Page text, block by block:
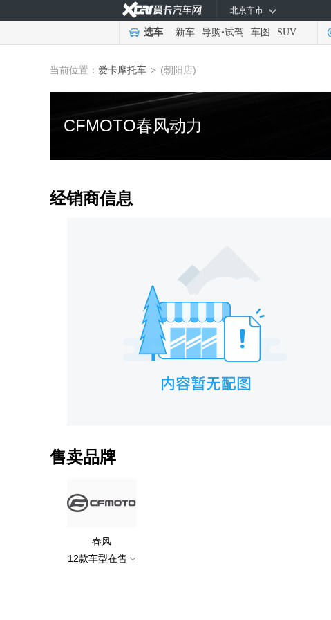
北京车市
选车 新车 导购•试驾 车图 SUV
当前位置： 爱卡摩托车 > (朝阳店)
CFMOTO春风动力
经销商信息
售卖品牌
春风
12款车型在售